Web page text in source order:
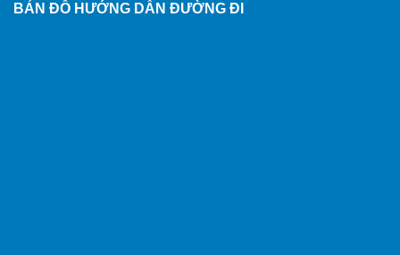
BẢN ĐỒ HƯỚNG DẪN ĐƯỜNG ĐI